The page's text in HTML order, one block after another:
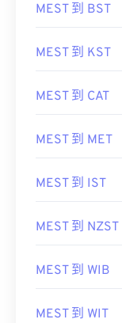
MEST 到 BST
MEST 到 KST
MEST 到 CAT
MEST 到 MET
MEST 到 IST
MEST 到 NZST
MEST 到 WIB
MEST 到 WIT